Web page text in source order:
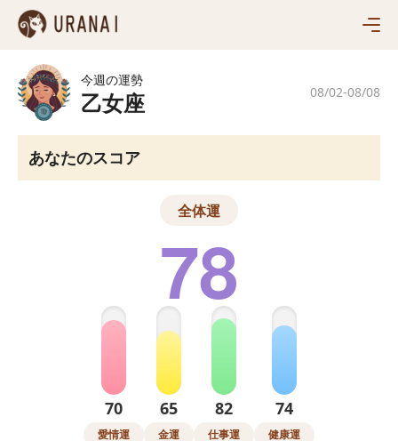
あなたの運勢
今日のタロット
四柱推命で見る
12星座
12星座ランキング
毎週の12星座
毎月の12星座
2026年の運勢
おすすめ診断
MBTI性格診断
HSP診断
仕事満足度診断テスト
人気ランキング
今週の運勢
乙女座
08/02-08/08
あなたのスコア
全体運
78
70
愛情運
65
金運
82
仕事運
74
健康運